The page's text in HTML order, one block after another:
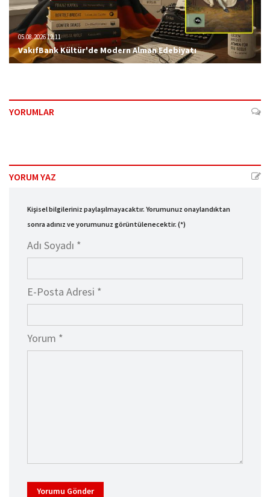
05.08.2026 12:11
VakıfBank Kültür'de Modern Alman Edebiyatı
YORUMLAR
YORUM YAZ
Kişisel bilgileriniz paylaşılmayacaktır. Yorumunuz onaylandıktan
sonra adınız ve yorumunuz görüntülenecektir. (*)
Adı Soyadı *
E-Posta Adresi *
Yorum *
Yorumu Gönder